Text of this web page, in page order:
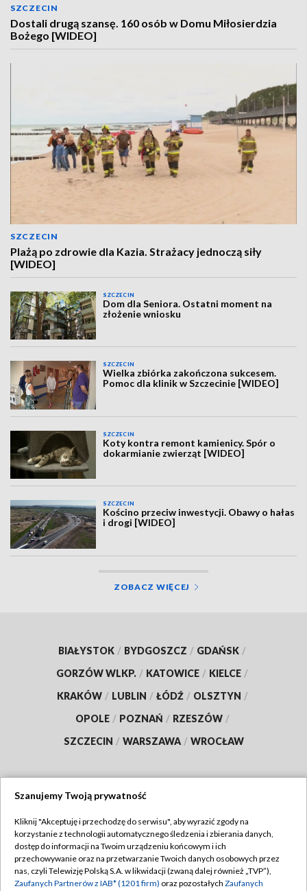
SZCZECIN
Dostali drugą szansę. 160 osób w Domu Miłosierdzia
Bożego [WIDEO]
SZCZECIN
Plażą po zdrowie dla Kazia. Strażacy jednoczą siły
[WIDEO]
SZCZECIN
Dom dla Seniora. Ostatni moment na
złożenie wniosku
SZCZECIN
Wielka zbiórka zakończona sukcesem.
Pomoc dla klinik w Szczecinie [WIDEO]
SZCZECIN
Koty kontra remont kamienicy. Spór o
dokarmianie zwierząt [WIDEO]
SZCZECIN
Kościno przeciw inwestycji. Obawy o hałas
i drogi [WIDEO]
ZOBACZ WIĘCEJ
BIAŁYSTOK / BYDGOSZCZ / GDAŃSK /
GORZÓW WLKP. / KATOWICE / KIELCE /
KRAKÓW / LUBLIN / ŁÓDŹ / OLSZTYN /
OPOLE / POZNAŃ / RZESZÓW /
SZCZECIN / WARSZAWA / WROCŁAW
TVP
Abonament TVP
Emisja w TVP
Regulamin TVP
Polityka prywatności
Szanujemy Twoją prywatność
Kliknij "Akceptuję i przechodzę do serwisu", aby wyrazić zgody na
korzystanie z technologii automatycznego śledzenia i zbierania danych,
dostęp do informacji na Twoim urządzeniu końcowym i ich
przechowywanie oraz na przetwarzanie Twoich danych osobowych przez
nas, czyli Telewizję Polską S.A. w likwidacji (zwaną dalej również „TVP”),
Zaufanych Partnerów z IAB* (1201 firm) oraz pozostałych Zaufanych